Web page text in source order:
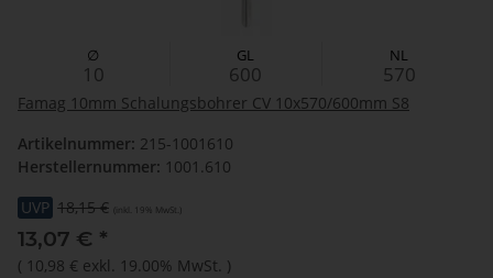
∅
10
GL
600
NL
570
Famag 10mm Schalungsbohrer CV 10x570/600mm S8
Artikelnummer: 215-1001610
Herstellernummer: 1001.610
UVP 18,15 € (inkl. 19% MwSt.)
13,07 € *
( 10,98 € exkl. 19.00% MwSt. )